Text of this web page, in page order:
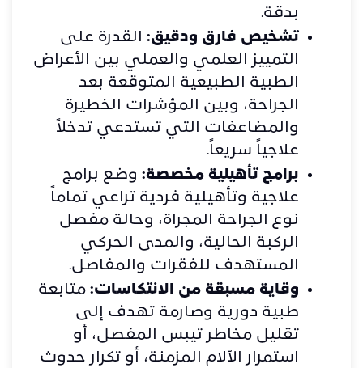
بدقة.
تشخيص فارق ودقيق: القدرة على
التمييز العلمي والعملي بين الأعراض
الطبية الطبيعية المتوقعة بعد
الجراحة، وبين المؤشرات الخطيرة
والمضاعفات التي تستدعي تدخلاً
علاجياً سريعاً.
برامج تأهيلية مخصصة: وضع برامج
علاجية وتأهيلية فردية تراعي تماماً
نوع الجراحة المجراة، وحالة مفصل
الركبة الحالية، والمدى الحركي
المستهدف للفقرات والمفاصل.
وقاية مسبقة من الانتكاسات: متابعة
طبية دورية وصارمة تهدف إلى
تقليل مخاطر تيبس المفصل، أو
استمرار الآلام المزمنة، أو تكرار حدوث